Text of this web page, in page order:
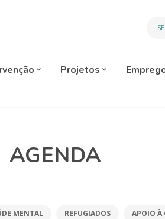
Projetos
AGENDA
MENTAL REFUGIADOS APOIO À